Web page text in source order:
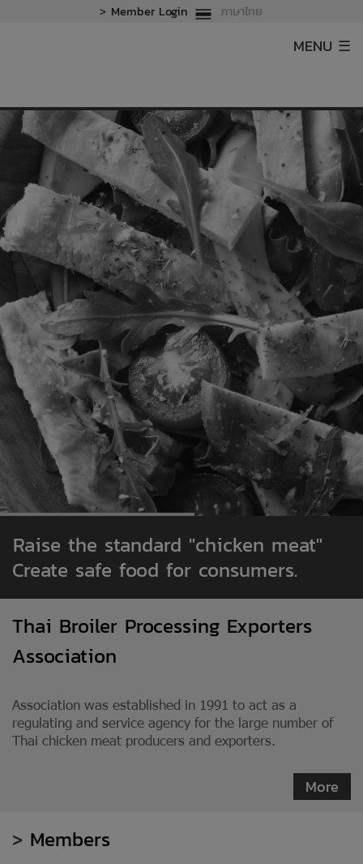
> Member Login ภาษาไทย
MENU ☰
Raise the standard "chicken meat"
Create safe food for consumers.
Thai Broiler Processing Exporters
Association
Association was established in 1991 to act as a
regulating and service agency for the large number of
Thai chicken meat producers and exporters.
More
> Members